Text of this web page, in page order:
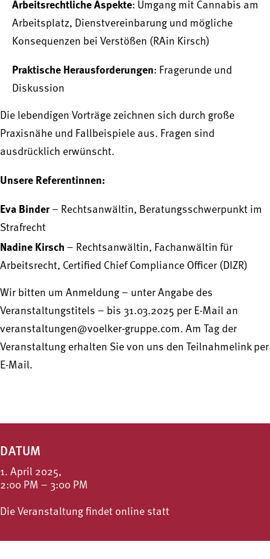
Arbeitsrechtliche Aspekte: Umgang mit Cannabis am
Arbeitsplatz, Dienstvereinbarung und mögliche
Konsequenzen bei Verstößen (RAin Kirsch)
Praktische Herausforderungen: Fragerunde und
Diskussion
Die lebendigen Vorträge zeichnen sich durch große
Praxisnähe und Fallbeispiele aus. Fragen sind
ausdrücklich erwünscht.
Unsere Referentinnen:
Eva Binder– Rechtsanwältin, Beratungsschwerpunkt im
Strafrecht
Nadine Kirsch – Rechtsanwältin, Fachanwältin für
Arbeitsrecht, Certified Chief Compliance Officer (DIZR)
Wir bitten um Anmeldung – unter Angabe des
Veranstaltungstitels – bis 31.03.2025 per E-Mail an
veranstaltungen@voelker-gruppe.com. Am Tag der
Veranstaltung erhalten Sie von uns den Teilnahmelink per
E-Mail.
DATUM
1. April 2025,
2:00 PM – 3:00 PM
Die Veranstaltung findet online statt